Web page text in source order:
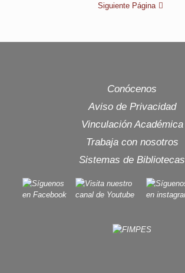
Siguiente Página
Conócenos
Aviso de Privacidad
Vinculación Académica
Trabaja con nosotros
Sistemas de Bibliotecas